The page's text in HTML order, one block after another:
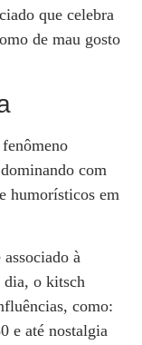
que celebra
de mau gosto
com
humorísticos em
à
dia, o kitsch
como:
e até nostalgia